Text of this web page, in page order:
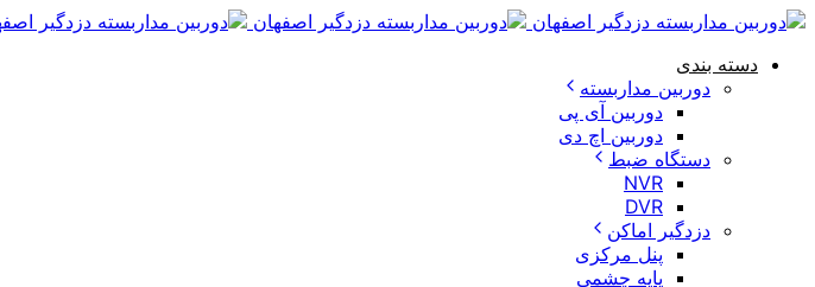
دسته بندی
دوربین مداربسته
دوربین آی پی
دوربین اچ دی
دستگاه ضبط
NVR
DVR
دزدگیر اماکن
پنل مرکزی
پایه چشمی